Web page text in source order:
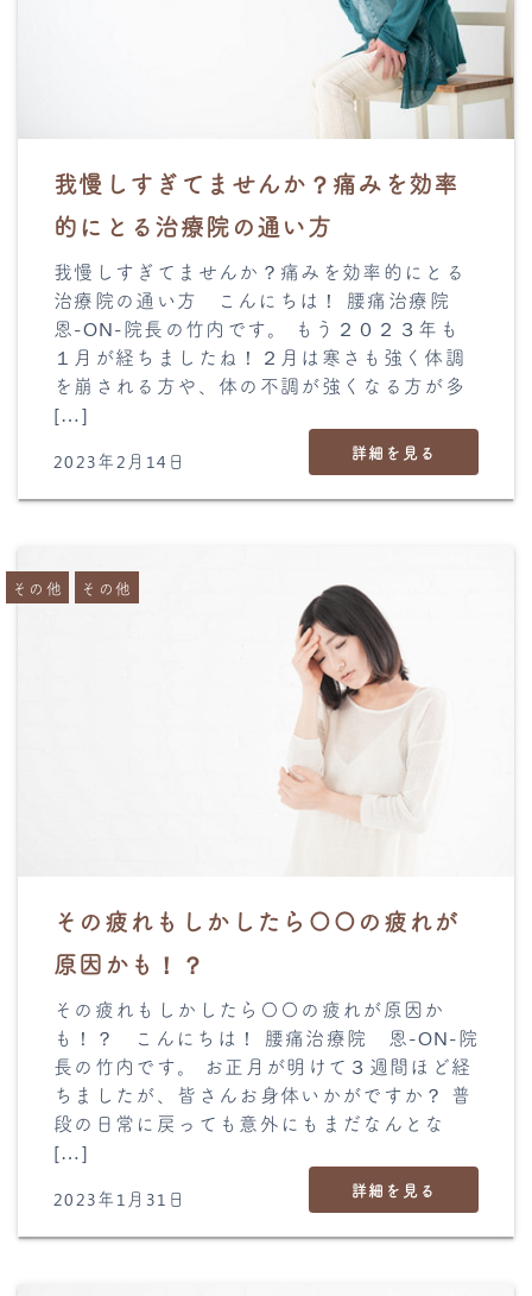
我慢しすぎてませんか？痛みを効率
的にとる治療院の通い方
我慢しすぎてませんか？痛みを効率的にとる
治療院の通い方 こんにちは！ 腰痛治療院
恩-ON-院長の竹内です。 もう２０２３年も
１月が経ちましたね！２月は寒さも強く体調
を崩される方や、体の不調が強くなる方が多
[…]
2023年2月14日 詳細を見る
その疲れもしかしたら〇〇の疲れが
原因かも！？
その疲れもしかしたら〇〇の疲れが原因か
も！？ こんにちは！ 腰痛治療院 恩-ON-院
長の竹内です。 お正月が明けて３週間ほど経
ちましたが、皆さんお身体いかがですか？ 普
段の日常に戻っても意外にもまだなんとな
[…]
2023年1月31日 詳細を見る
その他 その他